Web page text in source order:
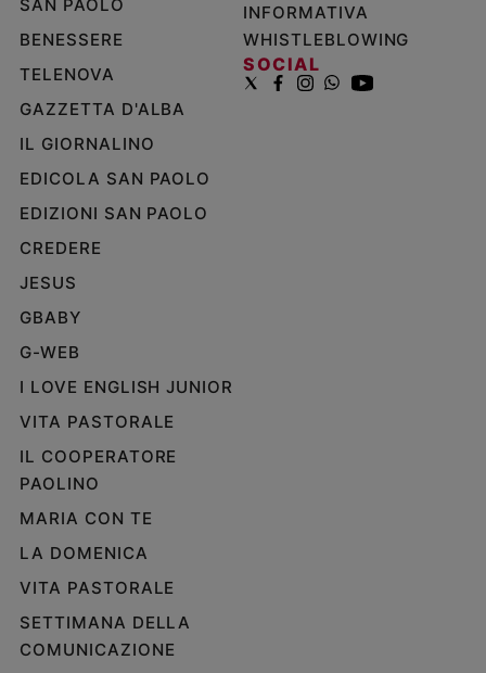
SAN PAOLO
BENESSERE
TELENOVA
GAZZETTA D'ALBA
IL GIORNALINO
EDICOLA SAN PAOLO
EDIZIONI SAN PAOLO
CREDERE
JESUS
GBABY
G-WEB
I LOVE ENGLISH JUNIOR
VITA PASTORALE
IL COOPERATORE
PAOLINO
MARIA CON TE
LA DOMENICA
VITA PASTORALE
SETTIMANA DELLA
COMUNICAZIONE
INFORMATIVA
WHISTLEBLOWING
SOCIAL